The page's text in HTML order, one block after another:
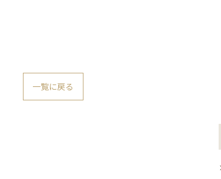
一覧に戻る